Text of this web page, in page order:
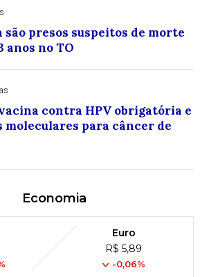
são presos suspeitos de morte
anos no TO
contra HPV obrigatória e
para câncer de
Economia
Euro
R$ 5,89
-0,06%